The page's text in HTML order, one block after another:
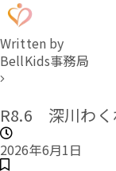
Written by
BellKids事務局
R8.6 深川わく
2026年6月1日